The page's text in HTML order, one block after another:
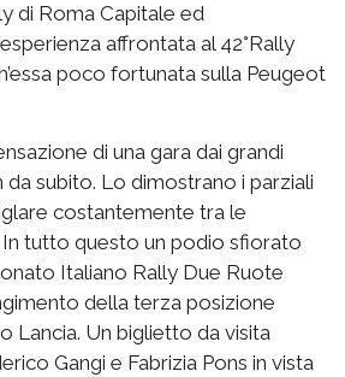
di Roma Capitale ed
affrontata al 42°Rally
poco fortunata sulla Peugeot
di una gara dai grandi
da subito. Lo dimostrano i parziali
costantemente tra le
tutto questo un podio sfiorato
Italiano Rally Due Ruote
della terza posizione
Lancia. Un biglietto da visita
Gangi e Fabrizia Pons in vista